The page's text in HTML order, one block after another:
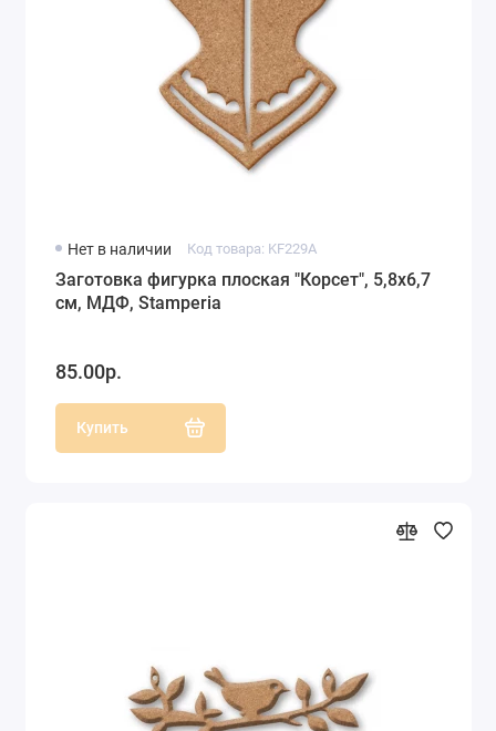
Нет в наличии Код товара: KF229A
Заготовка фигурка плоская "Корсет", 5,8x6,7
см, МДФ, Stamperia
85.00р.
Купить